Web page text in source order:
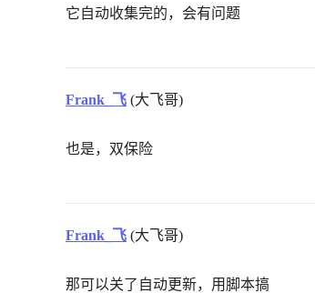
它自动收集完的，会有问题
Frank_飞 (大飞哥)
也是，双保险
Frank_飞 (大飞哥)
那可以关了自动更新，用脚本搞